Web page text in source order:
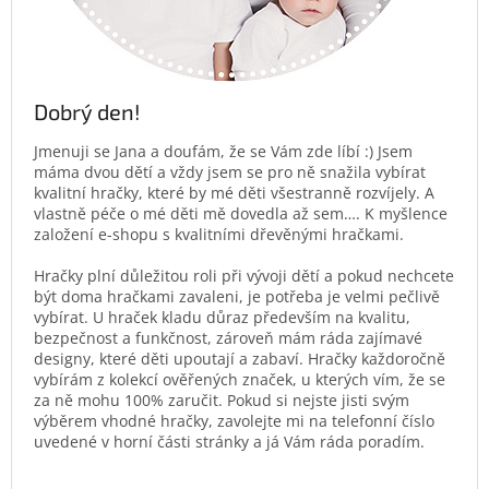
Dobrý den!
Jmenuji se Jana a doufám, že se Vám zde líbí :) Jsem
máma dvou dětí a vždy jsem se pro ně snažila vybírat
kvalitní hračky, které by mé děti všestranně rozvíjely. A
vlastně péče o mé děti mě dovedla až sem…. K myšlence
založení e-shopu s kvalitními dřevěnými hračkami.
Hračky plní důležitou roli při vývoji dětí a pokud nechcete
být doma hračkami zavaleni, je potřeba je velmi pečlivě
vybírat. U hraček kladu důraz především na kvalitu,
bezpečnost a funkčnost, zároveň mám ráda zajímavé
designy, které děti upoutají a zabaví. Hračky každoročně
vybírám z kolekcí ověřených značek, u kterých vím, že se
za ně mohu 100% zaručit. Pokud si nejste jisti svým
výběrem vhodné hračky, zavolejte mi na telefonní číslo
uvedené v horní části stránky a já Vám ráda poradím.